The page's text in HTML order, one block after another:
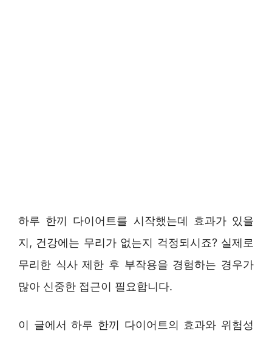
하루 한끼 다이어트를 시작했는데 효과가 있을
지, 건강에는 무리가 없는지 걱정되시죠? 실제로
무리한 식사 제한 후 부작용을 경험하는 경우가
많아 신중한 접근이 필요합니다.
이 글에서 하루 한끼 다이어트의 효과와 위험성